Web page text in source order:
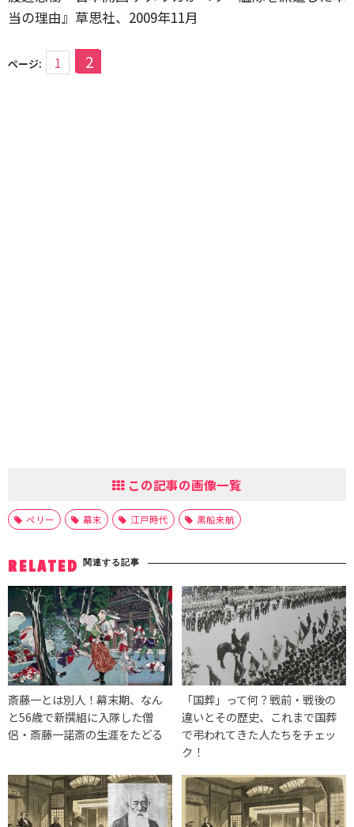
当の理由』草思社、2009年11月
ページ: 1 2
この記事の画像一覧
ペリー 幕末 江戸時代 黒船来航
RELATED 関連する記事
斎藤一とは別人！幕末期、なん
と56歳で新撰組に入隊した僧
侶・斎藤一諾斎の生涯をたどる
「国葬」って何？戦前・戦後の
違いとその歴史、これまで国葬
で弔われてきた人たちをチェッ
ク！